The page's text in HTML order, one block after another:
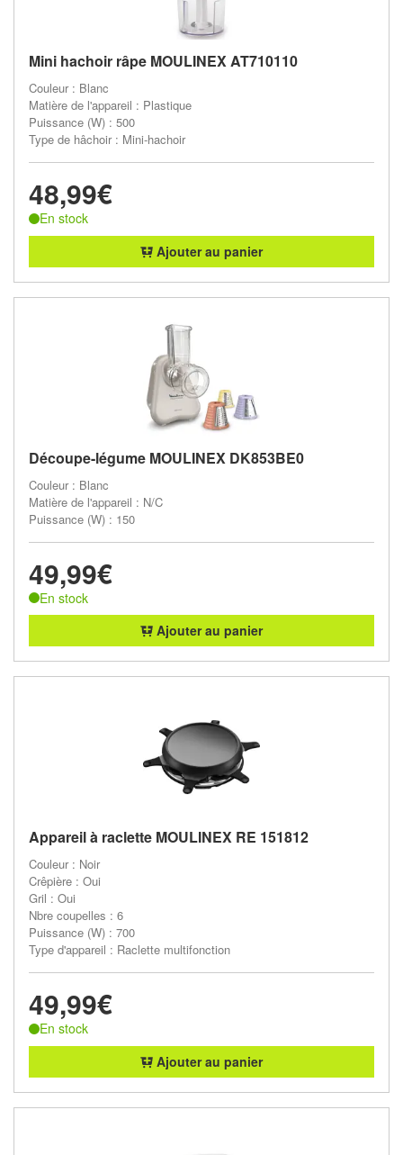
Mini hachoir râpe MOULINEX AT710110
Couleur : Blanc
Matière de l'appareil : Plastique
Puissance (W) : 500
Type de hâchoir : Mini-hachoir
48,99€
En stock
Ajouter au panier
Découpe-légume MOULINEX DK853BE0
Couleur : Blanc
Matière de l'appareil : N/C
Puissance (W) : 150
49,99€
En stock
Ajouter au panier
Appareil à raclette MOULINEX RE 151812
Couleur : Noir
Crêpière : Oui
Gril : Oui
Nbre coupelles : 6
Puissance (W) : 700
Type d'appareil : Raclette multifonction
49,99€
En stock
Ajouter au panier